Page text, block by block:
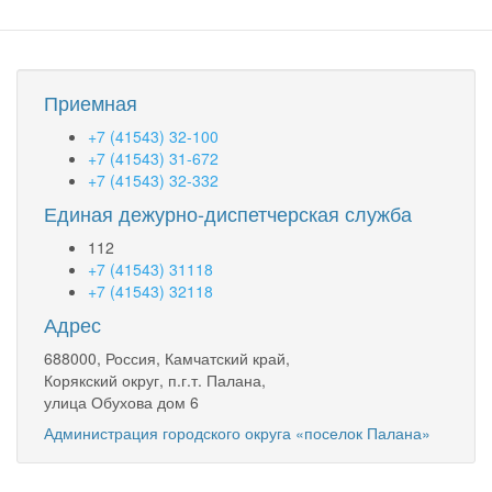
Приемная
+7 (41543) 32-100
+7 (41543) 31-672
+7 (41543) 32-332
Единая дежурно-диспетчерская служба
112
+7 (41543) 31118
+7 (41543) 32118
Адрес
688000, Россия, Камчатский край,
Корякский округ, п.г.т. Палана,
улица Обухова дом 6
Администрация городского округа «поселок Палана»